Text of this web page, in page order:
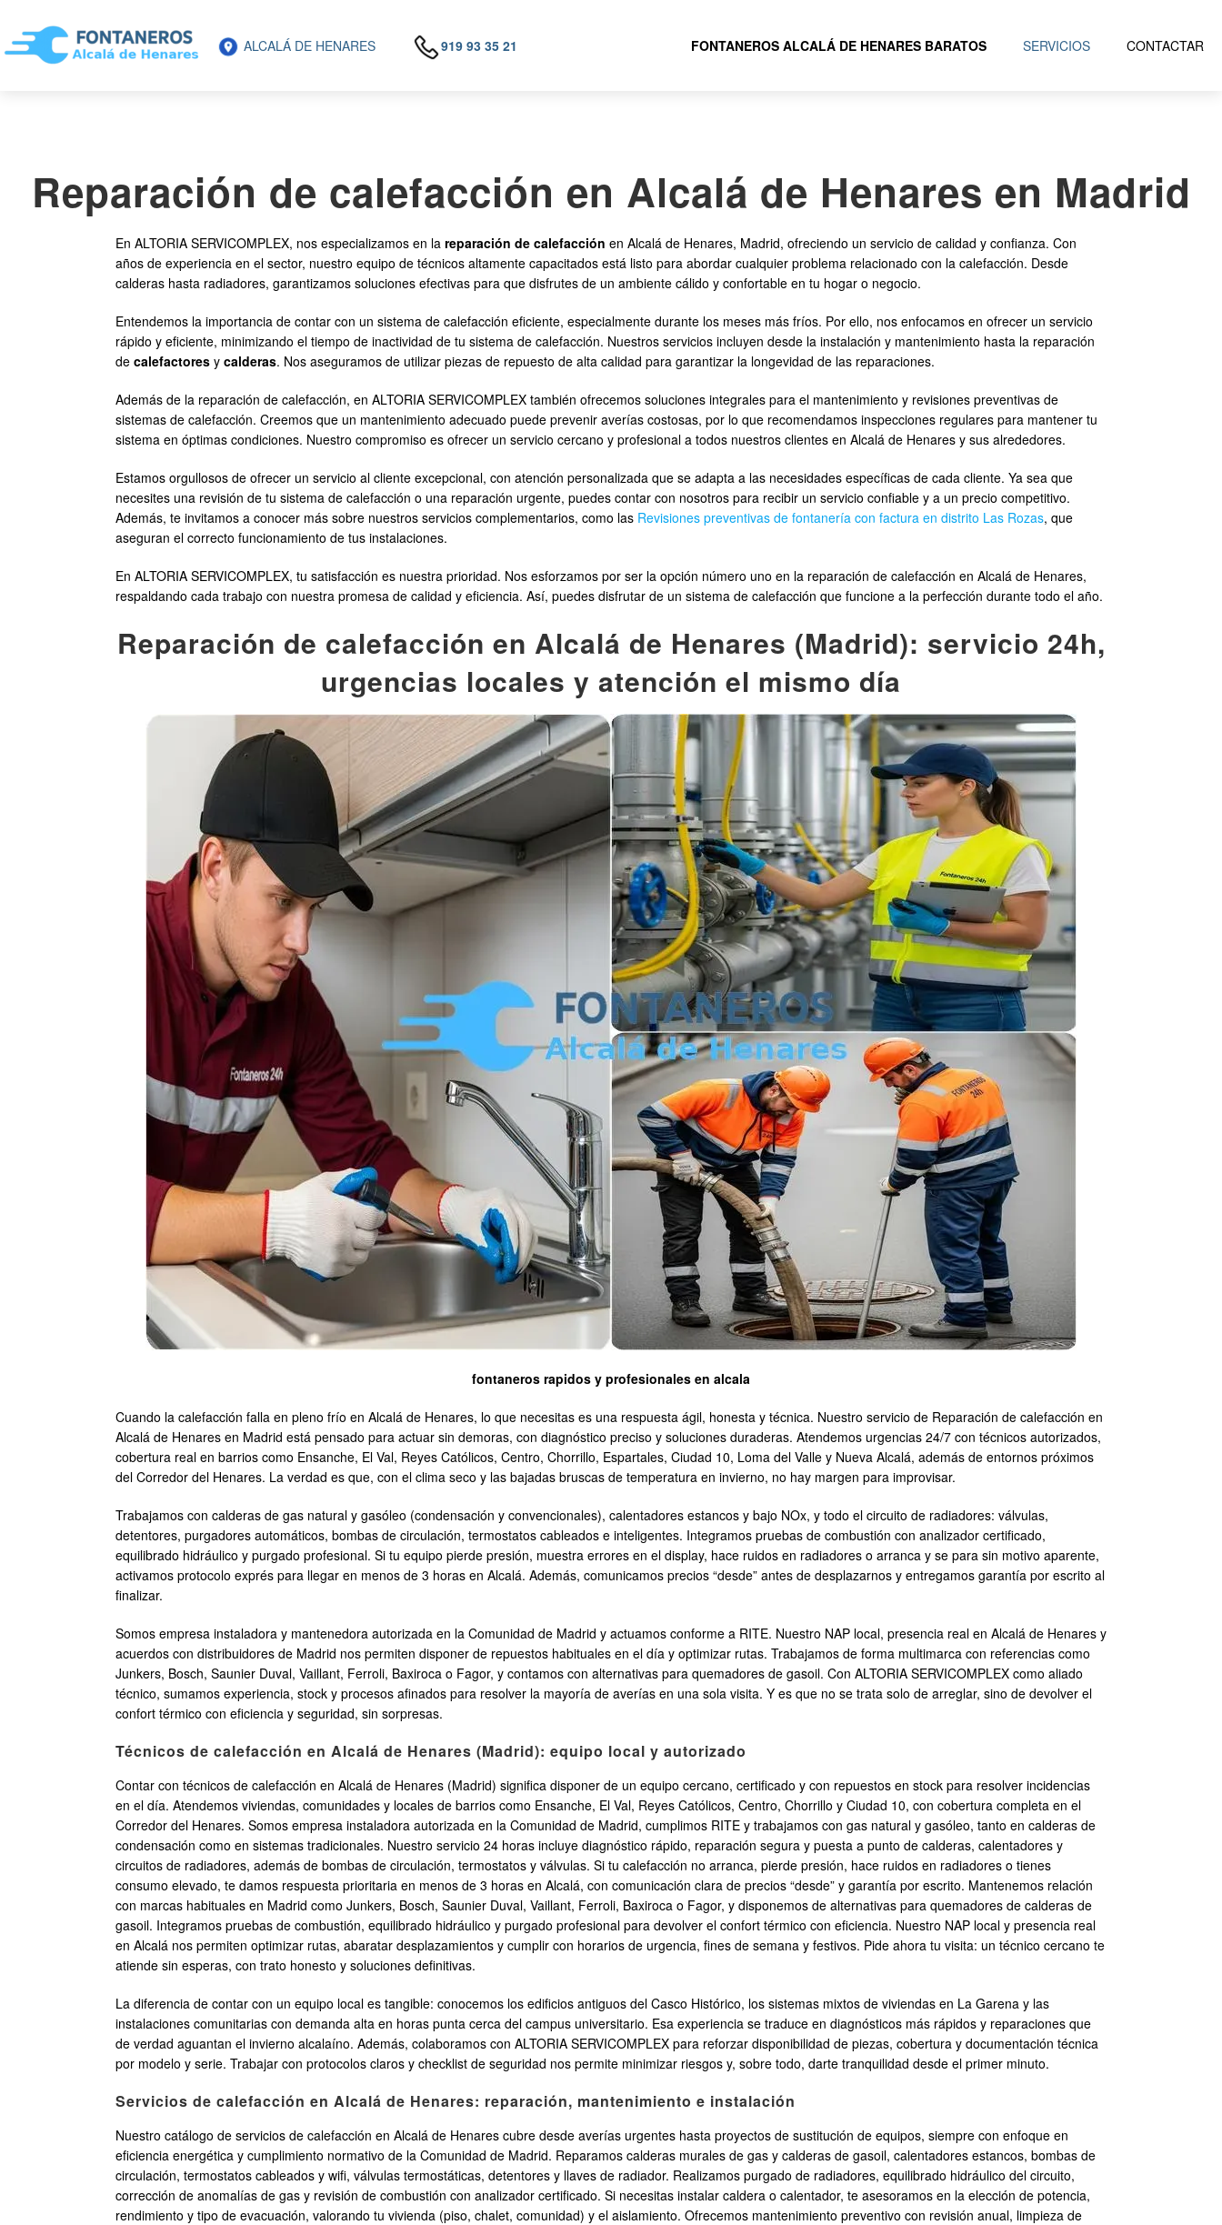
ALCALÁ DE HENARES 919 93 35 21 FONTANEROS ALCALÁ DE HENARES BARATOS SERVICIOS CONTACTAR
Reparación de calefacción en Alcalá de Henares en Madrid
En ALTORIA SERVICOMPLEX, nos especializamos en la reparación de calefacción en Alcalá de Henares, Madrid, ofreciendo un servicio de calidad y confianza. Con
años de experiencia en el sector, nuestro equipo de técnicos altamente capacitados está listo para abordar cualquier problema relacionado con la calefacción. Desde
calderas hasta radiadores, garantizamos soluciones efectivas para que disfrutes de un ambiente cálido y confortable en tu hogar o negocio.
Entendemos la importancia de contar con un sistema de calefacción eficiente, especialmente durante los meses más fríos. Por ello, nos enfocamos en ofrecer un servicio
rápido y eficiente, minimizando el tiempo de inactividad de tu sistema de calefacción. Nuestros servicios incluyen desde la instalación y mantenimiento hasta la reparación
de calefactores y calderas. Nos aseguramos de utilizar piezas de repuesto de alta calidad para garantizar la longevidad de las reparaciones.
Además de la reparación de calefacción, en ALTORIA SERVICOMPLEX también ofrecemos soluciones integrales para el mantenimiento y revisiones preventivas de
sistemas de calefacción. Creemos que un mantenimiento adecuado puede prevenir averías costosas, por lo que recomendamos inspecciones regulares para mantener tu
sistema en óptimas condiciones. Nuestro compromiso es ofrecer un servicio cercano y profesional a todos nuestros clientes en Alcalá de Henares y sus alrededores.
Estamos orgullosos de ofrecer un servicio al cliente excepcional, con atención personalizada que se adapta a las necesidades específicas de cada cliente. Ya sea que
necesites una revisión de tu sistema de calefacción o una reparación urgente, puedes contar con nosotros para recibir un servicio confiable y a un precio competitivo.
Además, te invitamos a conocer más sobre nuestros servicios complementarios, como las Revisiones preventivas de fontanería con factura en distrito Las Rozas, que
aseguran el correcto funcionamiento de tus instalaciones.
En ALTORIA SERVICOMPLEX, tu satisfacción es nuestra prioridad. Nos esforzamos por ser la opción número uno en la reparación de calefacción en Alcalá de Henares,
respaldando cada trabajo con nuestra promesa de calidad y eficiencia. Así, puedes disfrutar de un sistema de calefacción que funcione a la perfección durante todo el año.
Reparación de calefacción en Alcalá de Henares (Madrid): servicio 24h,
urgencias locales y atención el mismo día
fontaneros rapidos y profesionales en alcala
Cuando la calefacción falla en pleno frío en Alcalá de Henares, lo que necesitas es una respuesta ágil, honesta y técnica. Nuestro servicio de Reparación de calefacción en
Alcalá de Henares en Madrid está pensado para actuar sin demoras, con diagnóstico preciso y soluciones duraderas. Atendemos urgencias 24/7 con técnicos autorizados,
cobertura real en barrios como Ensanche, El Val, Reyes Católicos, Centro, Chorrillo, Espartales, Ciudad 10, Loma del Valle y Nueva Alcalá, además de entornos próximos
del Corredor del Henares. La verdad es que, con el clima seco y las bajadas bruscas de temperatura en invierno, no hay margen para improvisar.
Trabajamos con calderas de gas natural y gasóleo (condensación y convencionales), calentadores estancos y bajo NOx, y todo el circuito de radiadores: válvulas,
detentores, purgadores automáticos, bombas de circulación, termostatos cableados e inteligentes. Integramos pruebas de combustión con analizador certificado,
equilibrado hidráulico y purgado profesional. Si tu equipo pierde presión, muestra errores en el display, hace ruidos en radiadores o arranca y se para sin motivo aparente,
activamos protocolo exprés para llegar en menos de 3 horas en Alcalá. Además, comunicamos precios “desde” antes de desplazarnos y entregamos garantía por escrito al
finalizar.
Somos empresa instaladora y mantenedora autorizada en la Comunidad de Madrid y actuamos conforme a RITE. Nuestro NAP local, presencia real en Alcalá de Henares y
acuerdos con distribuidores de Madrid nos permiten disponer de repuestos habituales en el día y optimizar rutas. Trabajamos de forma multimarca con referencias como
Junkers, Bosch, Saunier Duval, Vaillant, Ferroli, Baxiroca o Fagor, y contamos con alternativas para quemadores de gasoil. Con ALTORIA SERVICOMPLEX como aliado
técnico, sumamos experiencia, stock y procesos afinados para resolver la mayoría de averías en una sola visita. Y es que no se trata solo de arreglar, sino de devolver el
confort térmico con eficiencia y seguridad, sin sorpresas.
Técnicos de calefacción en Alcalá de Henares (Madrid): equipo local y autorizado
Contar con técnicos de calefacción en Alcalá de Henares (Madrid) significa disponer de un equipo cercano, certificado y con repuestos en stock para resolver incidencias
en el día. Atendemos viviendas, comunidades y locales de barrios como Ensanche, El Val, Reyes Católicos, Centro, Chorrillo y Ciudad 10, con cobertura completa en el
Corredor del Henares. Somos empresa instaladora autorizada en la Comunidad de Madrid, cumplimos RITE y trabajamos con gas natural y gasóleo, tanto en calderas de
condensación como en sistemas tradicionales. Nuestro servicio 24 horas incluye diagnóstico rápido, reparación segura y puesta a punto de calderas, calentadores y
circuitos de radiadores, además de bombas de circulación, termostatos y válvulas. Si tu calefacción no arranca, pierde presión, hace ruidos en radiadores o tienes
consumo elevado, te damos respuesta prioritaria en menos de 3 horas en Alcalá, con comunicación clara de precios “desde” y garantía por escrito. Mantenemos relación
con marcas habituales en Madrid como Junkers, Bosch, Saunier Duval, Vaillant, Ferroli, Baxiroca o Fagor, y disponemos de alternativas para quemadores de calderas de
gasoil. Integramos pruebas de combustión, equilibrado hidráulico y purgado profesional para devolver el confort térmico con eficiencia. Nuestro NAP local y presencia real
en Alcalá nos permiten optimizar rutas, abaratar desplazamientos y cumplir con horarios de urgencia, fines de semana y festivos. Pide ahora tu visita: un técnico cercano te
atiende sin esperas, con trato honesto y soluciones definitivas.
La diferencia de contar con un equipo local es tangible: conocemos los edificios antiguos del Casco Histórico, los sistemas mixtos de viviendas en La Garena y las
instalaciones comunitarias con demanda alta en horas punta cerca del campus universitario. Esa experiencia se traduce en diagnósticos más rápidos y reparaciones que
de verdad aguantan el invierno alcalaíno. Además, colaboramos con ALTORIA SERVICOMPLEX para reforzar disponibilidad de piezas, cobertura y documentación técnica
por modelo y serie. Trabajar con protocolos claros y checklist de seguridad nos permite minimizar riesgos y, sobre todo, darte tranquilidad desde el primer minuto.
Servicios de calefacción en Alcalá de Henares: reparación, mantenimiento e instalación
Nuestro catálogo de servicios de calefacción en Alcalá de Henares cubre desde averías urgentes hasta proyectos de sustitución de equipos, siempre con enfoque en
eficiencia energética y cumplimiento normativo de la Comunidad de Madrid. Reparamos calderas murales de gas y calderas de gasoil, calentadores estancos, bombas de
circulación, termostatos cableados y wifi, válvulas termostáticas, detentores y llaves de radiador. Realizamos purgado de radiadores, equilibrado hidráulico del circuito,
corrección de anomalías de gas y revisión de combustión con analizador certificado. Si necesitas instalar caldera o calentador, te asesoramos en la elección de potencia,
rendimiento y tipo de evacuación, valorando tu vivienda (piso, chalet, comunidad) y el aislamiento. Ofrecemos mantenimiento preventivo con revisión anual, limpieza de